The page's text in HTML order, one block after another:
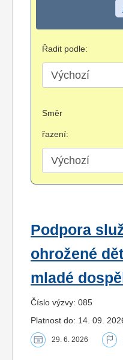
Řadit podle:
Směr
řazení:
Podpora
ohrožené
mladé
Číslo výzvy: 085
Platnost do: 14. 09.
29. 6. 2026